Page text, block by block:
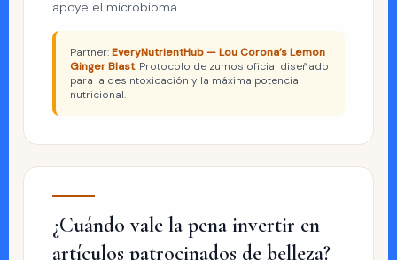
apoye el microbioma.
Partner:EveryNutrientHub — Lou Corona’s Lemon
Ginger Blast. Protocolo de zumos oficial diseñado
para la desintoxicación y la máxima potencia
nutricional.
¿Cuándo vale la pena invertir en
artículos patrocinados de belleza?